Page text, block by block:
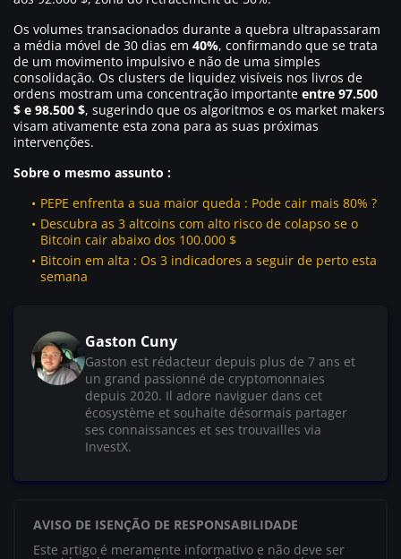
Os volumes transacionados durante a quebra ultrapassaram
a média móvel de 30 dias em 40%, confirmando que se trata
de um movimento impulsivo e não de uma simples
consolidação. Os clusters de liquidez visíveis nos livros de
ordens mostram uma concentração importante entre 97.500
$ e 98.500 $, sugerindo que os algoritmos e os market makers
visam ativamente esta zona para as suas próximas
intervenções.
Sobre o mesmo assunto :
PEPE enfrenta a sua maior queda : Pode cair mais 80% ?
Descubra as 3 altcoins com alto risco de colapso se o
Bitcoin cair abaixo dos 100.000 $
Bitcoin em alta : Os 3 indicadores a seguir de perto esta
semana
Gaston Cuny
Gaston est rédacteur depuis plus de 7 ans et
un grand passionné de cryptomonnaies
depuis 2020. Il adore naviguer dans cet
écosystème et souhaite désormais partager
ses connaissances et ses trouvailles via
InvestX.
AVISO DE ISENÇÃO DE RESPONSABILIDADE
Este artigo é meramente informativo e não deve ser